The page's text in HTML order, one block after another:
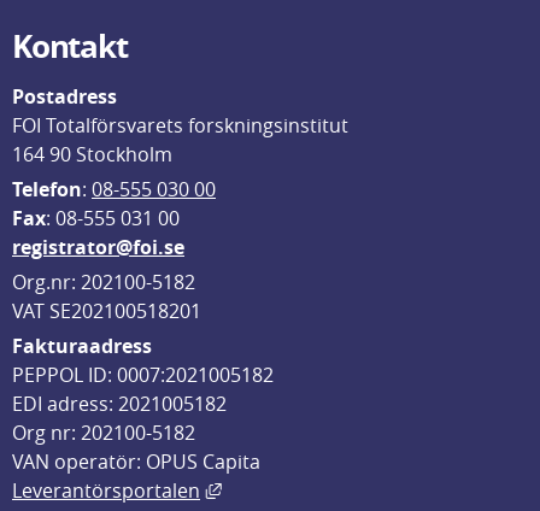
Kontakt
Postadress
FOI Totalförsvarets forskningsinstitut
164 90 Stockholm
Telefon: 08-555 030 00
Fax: 08-555 031 00
registrator@foi.se
Org.nr: 202100-5182
VAT SE202100518201
Fakturaadress
PEPPOL ID: 0007:2021005182
EDI adress: 2021005182
Org nr: 202100-5182
VAN operatör: OPUS Capita
Leverantörsportalen
Länk till annan webbplats, öppnas